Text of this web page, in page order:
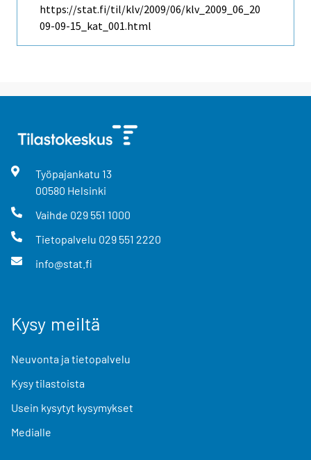
https://stat.fi/til/klv/2009/06/klv_2009_06_20
09-09-15_kat_001.html
Työpajankatu 13
00580 Helsinki
Vaihde 029 551 1000
Tietopalvelu 029 551 2220
info@stat.fi
Kysy meiltä
Neuvonta ja tietopalvelu
Kysy tilastoista
Usein kysytyt kysymykset
Medialle